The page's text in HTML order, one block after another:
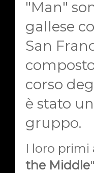
"Man"
gallese
San
corso
è stato
gruppo.
I loro primi
the Middle